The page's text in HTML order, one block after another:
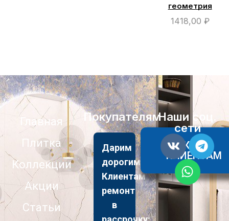
геометрия
1418,00 ₽
Главная
Плитка
Коллекции
Акции
Статьи
Покупателям
Дарим
дорогим
Клиентам
ремонт
в
АКЦИИ
КЛИЕНТАМ
Наши соц.
сети